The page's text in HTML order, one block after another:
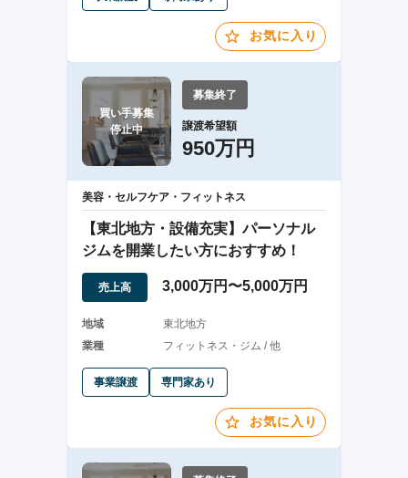
お気に入り
買い手募集
停止中
募集終了
譲渡希望額
950万円
美容・セルフケア・フィットネス
【東北地方・設備充実】パーソナル
ジムを開業したい方におすすめ！
売上高 3,000万円〜5,000万円
地域
東北地方
業種
フィットネス・ジム / 他
事業譲渡 専門家あり
お気に入り